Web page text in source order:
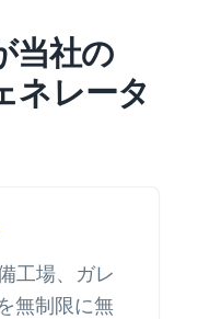
当社の
ネレータ
工場、ガレ
無制限に無